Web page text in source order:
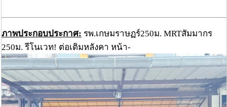
ภาพประกอบประกาศ: รพ.เกษมราษฏร์250ม. MRTสัมมากร
250ม. รีโนเวท! ต่อเติมหลังคา หน้า-